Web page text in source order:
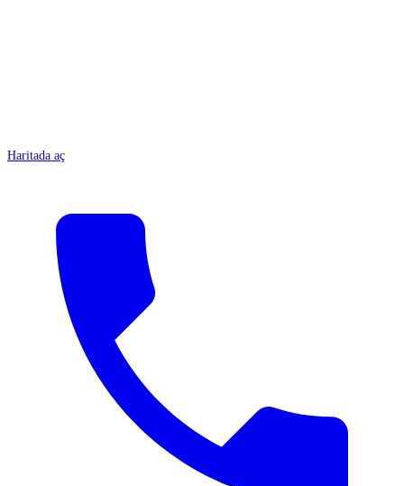
Haritada aç